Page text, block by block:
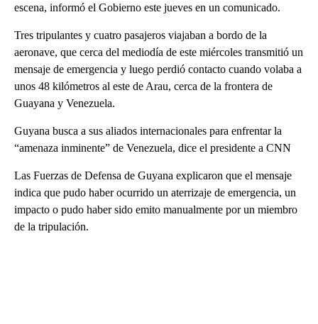
escena, informó el Gobierno este jueves en un comunicado.
Tres tripulantes y cuatro pasajeros viajaban a bordo de la
aeronave, que cerca del mediodía de este miércoles transmitió un
mensaje de emergencia y luego perdió contacto cuando volaba a
unos 48 kilómetros al este de Arau, cerca de la frontera de
Guayana y Venezuela.
Guyana busca a sus aliados internacionales para enfrentar la
“amenaza inminente” de Venezuela, dice el presidente a CNN
Las Fuerzas de Defensa de Guyana explicaron que el mensaje
indica que pudo haber ocurrido un aterrizaje de emergencia, un
impacto o pudo haber sido emito manualmente por un miembro
de la tripulación.